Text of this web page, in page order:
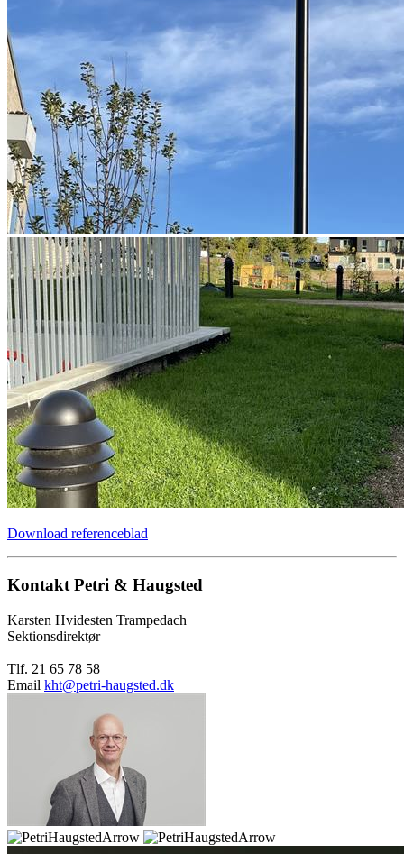
Download referenceblad
Kontakt Petri & Haugsted
Karsten Hvidesten Trampedach
Sektionsdirektør
Tlf. 21 65 78 58
Email kht@petri-haugsted.dk